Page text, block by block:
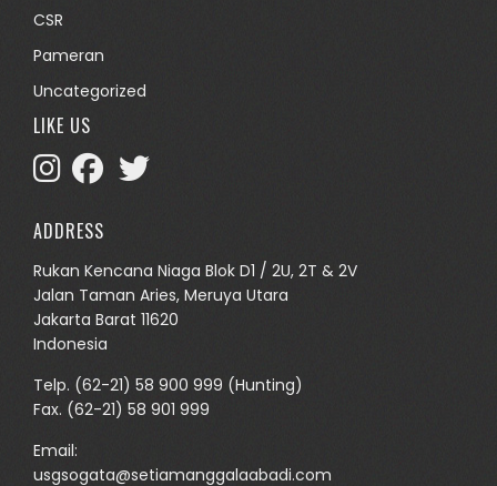
CSR
Pameran
Uncategorized
LIKE US
ADDRESS
Rukan Kencana Niaga Blok D1 / 2U, 2T & 2V
Jalan Taman Aries, Meruya Utara
Jakarta Barat 11620
Indonesia
Telp. (62-21) 58 900 999 (Hunting)
Fax. (62-21) 58 901 999
Email:
usgsogata@setiamanggalaabadi.com